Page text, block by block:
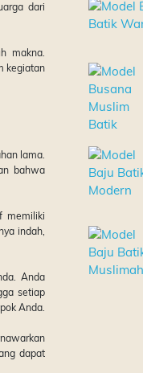
dari
makna.
kegiatan
lama.
bahwa
memiliki
indah,
Anda
setiap
Anda.
dapat